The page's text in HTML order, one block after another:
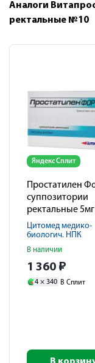
Аналоги
ректальные №10
Яндекс Сплит
Простатилен
суппозитории
ректальные
Цитомед медико-
биологич. НПК
В наличии
1 360 ₽
4 × 340 В Сплит